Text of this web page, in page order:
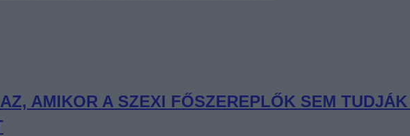
AMIKOR A SZEXI FŐSZEREPLŐK SEM